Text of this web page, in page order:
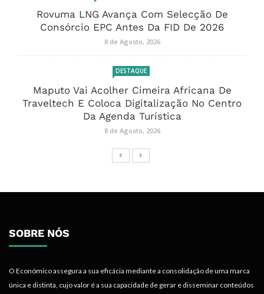
Rovuma LNG Avança Com Selecção De
Consórcio EPC Antes Da FID De 2026
8 de Agosto, 2026
DESTAQUE
Maputo Vai Acolher Cimeira Africana De
Traveltech E Coloca Digitalização No Centro
Da Agenda Turística
8 de Agosto, 2026
SOBRE NÓS
O Económico assegura a sua eficácia mediante a consolidação de uma marca
única e distinta, cujo valor é a sua capacidade de gerar e disseminar conteúdos